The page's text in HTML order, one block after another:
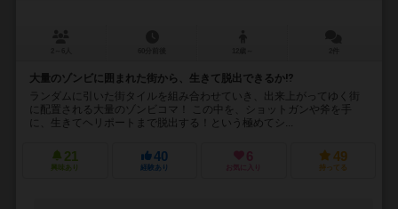
大量のゾンビに囲まれた街から、生きて脱出できるか⁉︎
ランダムに引いた街タイルを組み合わせていき、出来上がってゆく街
に配置される大量のゾンビコマ！ この中を、ショットガンや斧を手
に、生きてヘリポートまで脱出する！という極めてシ...
21
興味あり
40
経験あり
6
お気に入り
49
持ってる